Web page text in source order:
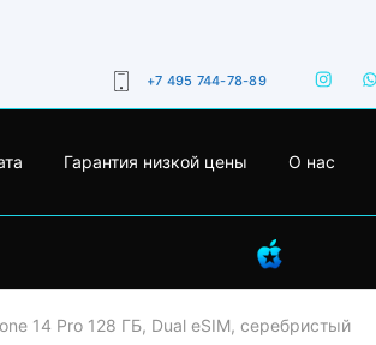
+7 495 744-78-89
Гарантия низкой цены О нас
14 Pro 128 ГБ, Dual еSIM, серебристый